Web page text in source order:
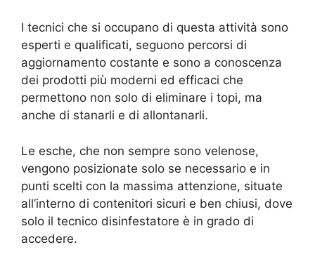
I tecnici che si occupano di questa attività sono
esperti e qualificati, seguono percorsi di
aggiornamento costante e sono a conoscenza
dei prodotti più moderni ed efficaci che
permettono non solo di eliminare i topi, ma
anche di stanarli e di allontanarli.
Le esche, che non sempre sono velenose,
vengono posizionate solo se necessario e in
punti scelti con la massima attenzione, situate
all’interno di contenitori sicuri e ben chiusi, dove
solo il tecnico disinfestatore è in grado di
accedere.